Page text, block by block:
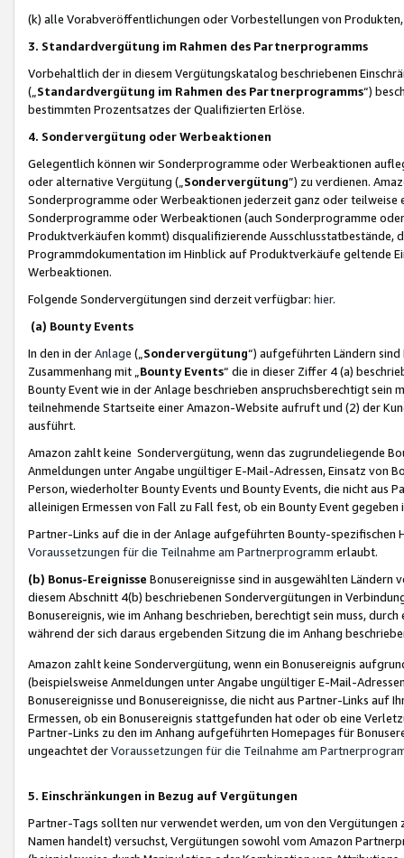
(k) alle Vorabveröffentlichungen oder Vorbestellungen von
3. Standardvergütung im Rahmen des Partnerprogramms
Vorbehaltlich der in diesem Vergütungskatalog beschriebenen
(„ Standardvergütung im Rahmen des Partnerprogramms“)
bestimmten Prozentsatzes der Qualifizierten Erlöse.
4. Sondervergütung oder Werbeaktionen
Gelegentlich können wir Sonderprogramme oder Werbeaktionen
oder alternative Vergütung („ Sondervergütung”) zu verdienen.
Sonderprogramme oder Werbeaktionen jederzeit ganz oder
Sonderprogramme oder Werbeaktionen (auch Sonderprogramme
Produktverkäufen kommt) disqualifizierende Ausschlusstatbestände,
Programmdokumentation im Hinblick auf Produktverkäufe geltende
Werbeaktionen.
Folgende Sondervergütungen sind derzeit verfügbar: hier.
(a) Bounty Events
In den in derAnlage („ Sondervergütung“) aufgeführten Ländern
Zusammenhang mit „ Bounty Events“ die in dieser Ziffer 4 (a)
Bounty Event wie in der Anlage beschrieben anspruchsberechtigt sein
teilnehmende Startseite einer Amazon-Website aufruft und (2) der
ausführt.
Amazon zahlt keine Sondervergütung, wenn das zugrundeliegende
Anmeldungen unter Angabe ungültiger E-Mail-Adressen, Einsatz von
Person, wiederholter Bounty Events und Bounty Events, die nicht
alleinigen Ermessen von Fall zu Fall fest, ob ein Bounty Event
Partner-Links auf die in der Anlage aufgeführten Bounty-spezifischen
Voraussetzungen für die Teilnahme am Partnerprogramm erlaubt.
(b) Bonus-Ereignisse Bonusereignisse sind in ausgewählten Ländern
diesem Abschnitt 4(b) beschriebenen Sondervergütungen in
Bonusereignis, wie im Anhang beschrieben, berechtigt sein muss,
während der sich daraus ergebenden Sitzung die im Anhang
Amazon zahlt keine Sondervergütung, wenn ein Bonusereignis
(beispielsweise Anmeldungen unter Angabe ungültiger E-Mail-
Bonusereignisse und Bonusereignisse, die nicht aus Partner-Links auf
Ermessen, ob ein Bonusereignis stattgefunden hat oder ob eine
Partner-Links zu den im Anhang aufgeführten Homepages für
ungeachtet derVoraussetzungen für die Teilnahme am
5. Einschränkungen in Bezug auf Vergütungen
Partner-Tags sollten nur verwendet werden, um von den
Namen handelt) versuchst, Vergütungen sowohl vom Amazon